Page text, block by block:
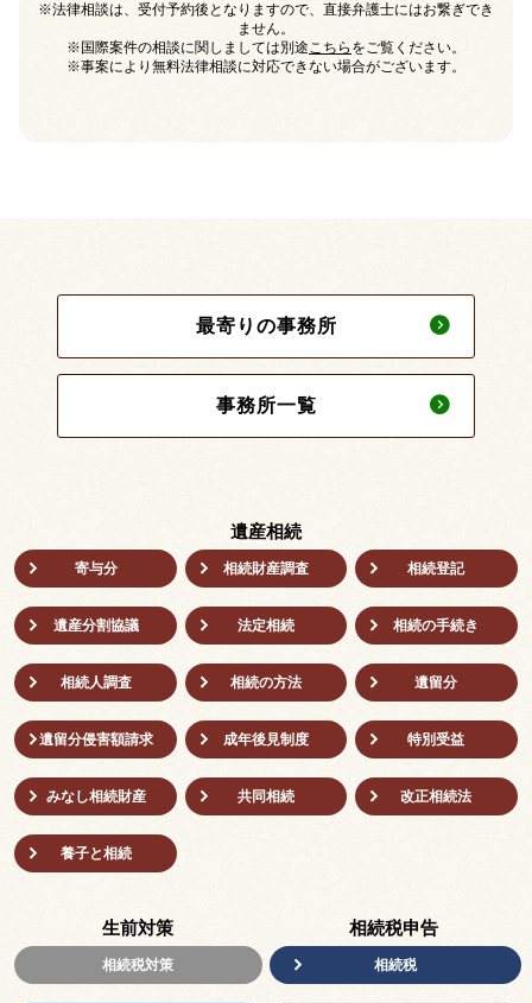
※法律相談は、受付予約後となりますので、直接弁護士にはお繋ぎでき
ません。
※国際案件の相談に関しましては別途こちら をご覧ください。
※事案により無料法律相談に対応できない場合がございます。
最寄りの事務所
事務所一覧
遺産相続
寄与分 相続財産調査 相続登記
遺産分割協議 法定相続 相続の⼿続き
相続人調査 相続の方法 遺留分
遺留分侵害額請求 成年後⾒制度 特別受益
みなし相続財産 共同相続 改正相続法
養子と相続
生前対策
相続税対策
相続税申告
相続税